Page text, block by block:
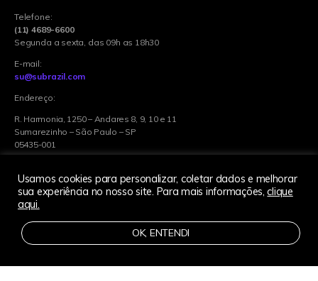
Telefone:
(11) 4689-6600
Segunda a sexta, das 09h as 18h30
E-mail:
su@subrazil.com
Endereço:
R. Harmonia, 1250 – Andares 8, 9, 10 e 11
Sumarezinho – São Paulo – SP
05435-001
© 2022 Singularity Education Group. All Rights Reserved. 2831 Mission
College Blvd, Santa Clara, CA 95054-1838, USA Singularity University,
Singularity Hub, Singularity Summit, SU Labs, Singularity Labs,
design elements are trademarks and/or service marks of Singularity
Usamos cookies para personalizar, coletar dados e melhorar
sua experiência no nosso site. Para mais informações,clique
aqui.
OK, ENTENDI